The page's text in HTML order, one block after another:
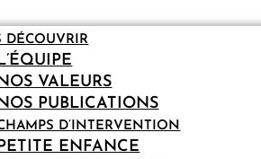
DÉCOUVRIR
VALEURS
PUBLICATIONS
D’INTERVENTION
ENFANCE